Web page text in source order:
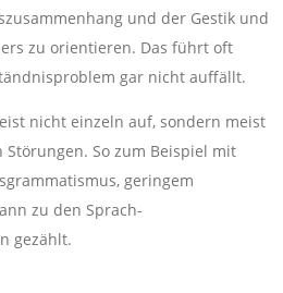
und der Gestik und
zu orientieren. Das führt oft
gar nicht auffällt.
nicht einzeln auf, sondern meist
So zum Beispiel mit
geringem
zu den Sprach-
gezählt.